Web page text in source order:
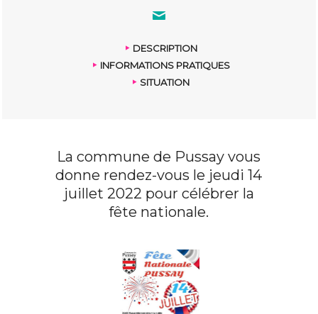
DESCRIPTION
INFORMATIONS PRATIQUES
SITUATION
La commune de Pussay vous
donne rendez-vous le jeudi 14
juillet 2022 pour célébrer la
fête nationale.